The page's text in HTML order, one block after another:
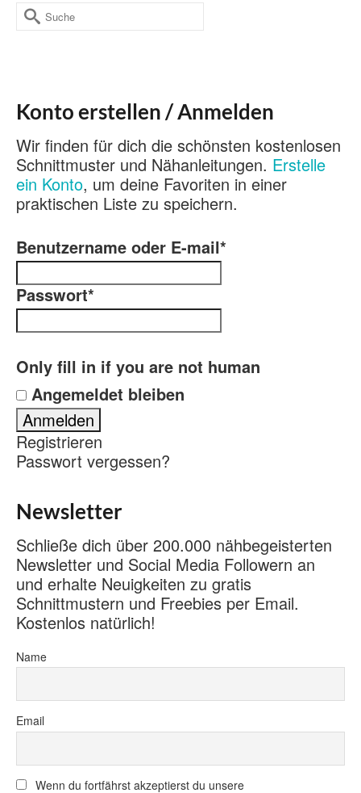
Suche
nach:
Konto erstellen / Anmelden
Wir finden für dich die schönsten kostenlosen
Schnittmuster und Nähanleitungen. Erstelle
ein Konto, um deine Favoriten in einer
praktischen Liste zu speichern.
Benutzername oder E-mail*
Passwort*
Only fill in if you are not human
Angemeldet bleiben
Registrieren
Passwort vergessen?
Newsletter
Schließe dich über 200.000 nähbegeisterten
Newsletter und Social Media Followern an
und erhalte Neuigkeiten zu gratis
Schnittmustern und Freebies per Email.
Kostenlos natürlich!
Name
Email
Wenn du fortfährst akzeptierst du unsere